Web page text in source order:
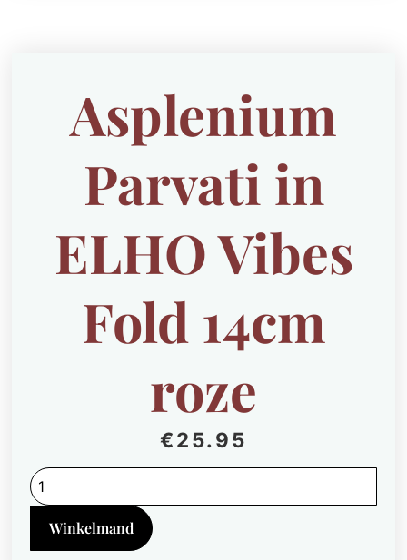
Asplenium
Parvati in
ELHO Vibes
Fold 14cm
roze
€25.95
Asplenium
Parvati
in
ELHO
Vibes
Fold
Winkelmand